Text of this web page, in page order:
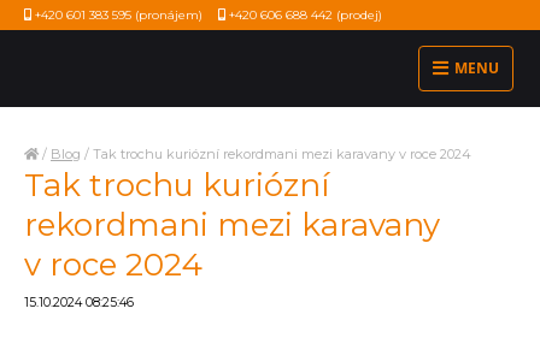
+420 601 383 595 (pronájem) +420 606 688 442 (prodej)
MENU
/ Blog / Tak trochu kuriózní rekordmani mezi karavany v roce 2024
Tak trochu kuriózní
rekordmani mezi karavany
v roce 2024
15.10.2024 08:25:46